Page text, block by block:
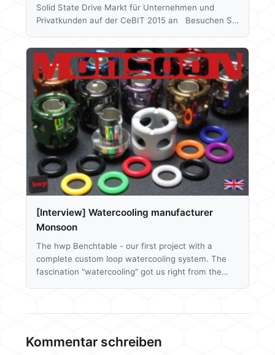
Solid State Drive Markt für Unternehmen und
Privatkunden auf der CeBIT 2015 an Besuchen Sie
vom 16.-20. März in Hannover, Deutschland SAN
JOSE, Kalifornien, USA – 10. März 2015 – OCZ
Storage Solutions, ein Unternehmen der Toshiba
Group und die Solid State Drive (SSD) Marke mit
den meisten Auszeichnungen aller Zeiten, kündigte
heute an, dass es nächste Woche, vom 16.-20.…
[Interview] Watercooling manufacturer
Monsoon
The hwp Benchtable - our first project with a
complete custom loop watercooling system. The
fascination "watercooling" got us right from the
exciting experience, too. In the end our loop consist
out of Alphacool radiators, EKWB pump, reservoir
Kommentar schreiben